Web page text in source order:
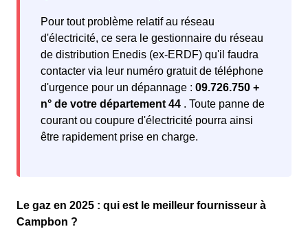
Pour tout problème relatif au réseau
d'électricité, ce sera le gestionnaire du réseau
de distribution Enedis (ex-ERDF) qu'il faudra
contacter via leur numéro gratuit de téléphone
d'urgence pour un dépannage : 09.726.750 +
n° de votre département 44 . Toute panne de
courant ou coupure d'électricité pourra ainsi
être rapidement prise en charge.
Le gaz en 2025 : qui est le meilleur fournisseur à
Campbon ?